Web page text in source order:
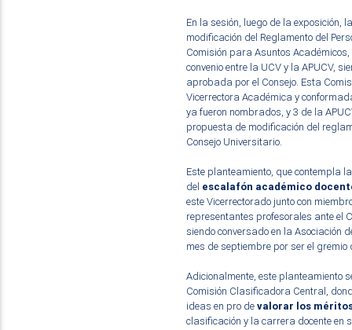
En la sesión, luego de la exposición,
modificación del Reglamento del
Comisión para Asuntos
convenio entre la UCV y la APUCV,
aprobada por el Consejo. Esta
Vicerrectora Académica y
ya fueron nombrados, y 3 de la
propuesta de modificación del
Consejo Universitario.
Este planteamiento, que contempla
del escalafón académico
este Vicerrectorado junto con
representantes profesorales ante el
siendo conversado en la Asociación
mes de septiembre por ser el
Adicionalmente, este planteamiento
Comisión Clasificadora Central,
ideas en pro devalorar los
clasificación y la carrera docente en